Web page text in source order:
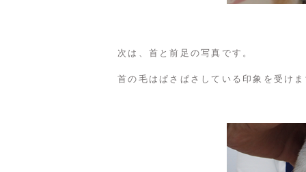
次は、首と前足の写真です。
首の毛はぱさぱさしている印象を受け